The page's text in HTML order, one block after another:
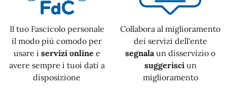
Il tuo Fascicolo personale
il modo più comodo per
usare i servizi online e
avere sempre i tuoi dati a
disposizione
Collabora al miglioramento
dei servizi dell'ente
segnala un disservizio o
suggerisciun
miglioramento